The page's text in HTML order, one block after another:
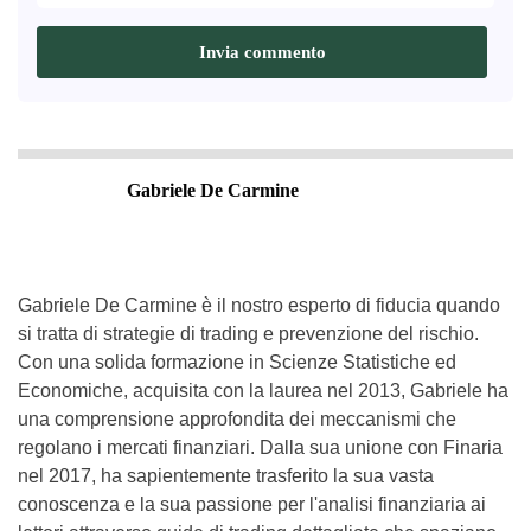
Gabriele De Carmine
Gabriele De Carmine è il nostro esperto di fiducia quando
si tratta di strategie di trading e prevenzione del rischio.
Con una solida formazione in Scienze Statistiche ed
Economiche, acquisita con la laurea nel 2013, Gabriele ha
una comprensione approfondita dei meccanismi che
regolano i mercati finanziari. Dalla sua unione con Finaria
nel 2017, ha sapientemente trasferito la sua vasta
conoscenza e la sua passione per l'analisi finanziaria ai